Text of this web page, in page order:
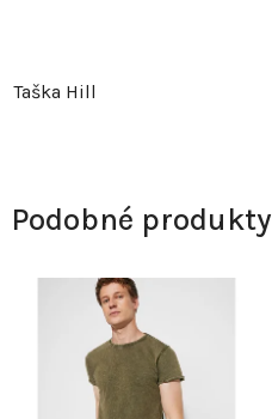
Taška Hill
Podobné produkty